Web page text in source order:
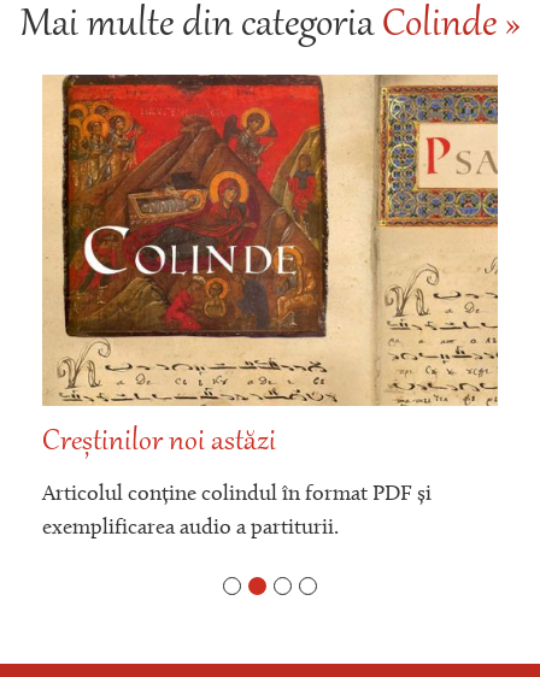
Mai multe din categoriaColinde »
Creștinilor noi astăzi
Articolul conține colindul în format PDF și
exemplificarea audio a partiturii.